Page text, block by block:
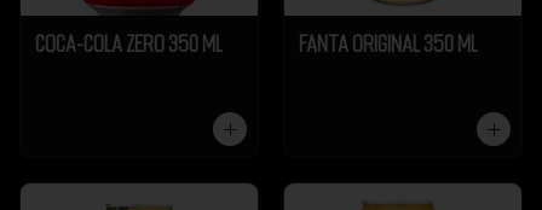
Coca-Cola Zero 350 ml Fanta Original 350 ml